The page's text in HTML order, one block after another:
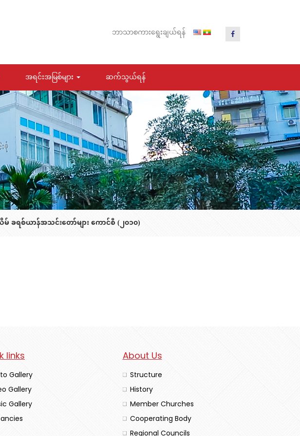
ဘာသာစကားရွေးချယ်ရန်
အရင်းအမြစ်များ ဆက်သွယ်ရန်
ခရစ်ယာန်အသင်းတော်များ ကောင်စီ (၂၀၁၀)
links
Gallery
Gallery
Gallery
About Us
Structure
History
Member Churches
Cooperating Body
Regional Councils